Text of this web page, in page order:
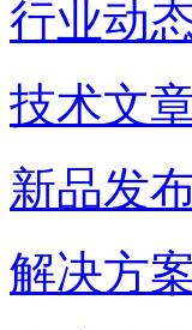
行业动
技术文
新品发
解决方